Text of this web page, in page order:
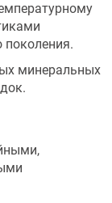
поколения.
минеральных